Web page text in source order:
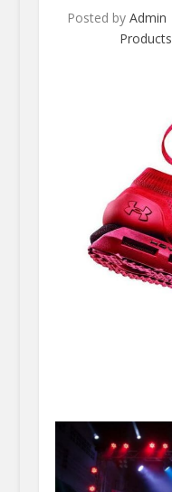
Posted byAdmin
Products